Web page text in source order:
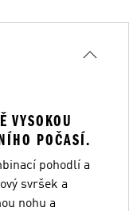
VYSOKOU
POČASÍ.
pohodlí a
svršek a
nohu a